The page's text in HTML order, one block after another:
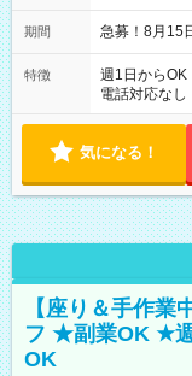
期間 急募！8月15
特徴 週1日からOK
電話対応なし
気になる！
【座り＆手作
フ ★副業OK ★
OK